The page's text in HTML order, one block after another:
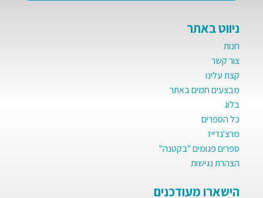
ניווט באתר
חנות
צור קשר
קצת עלינו
מבצעים חמים באתר
בלוג
כל הספרים
מרצ'נדייז
ספרים פגומים "בקטנה"
הצהרת נגישות
הישארו מעודכנים